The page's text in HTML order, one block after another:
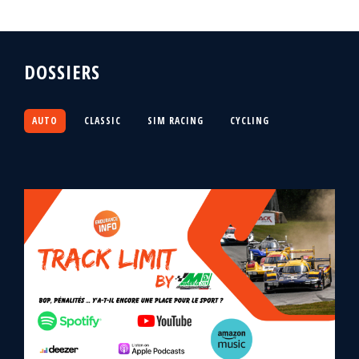
DOSSIERS
AUTO CLASSIC SIM RACING CYCLING